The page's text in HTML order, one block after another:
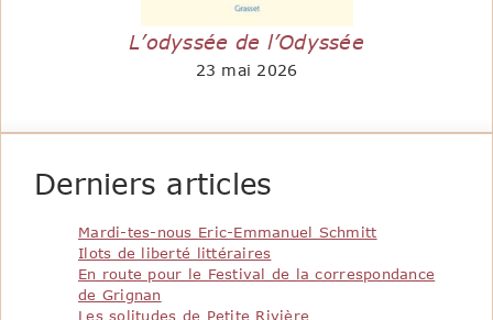
L’odyssée de l’Odyssée
23 mai 2026
Derniers articles
Mardi-tes-nous Eric-Emmanuel Schmitt
Ilots de liberté littéraires
En route pour le Festival de la correspondance
de Grignan
Les solitudes de Petite Rivière